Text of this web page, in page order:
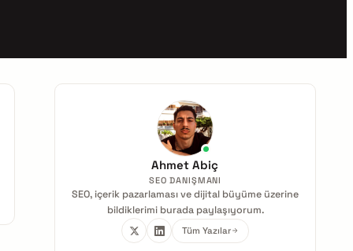
Ahmet Abiç
SEO DANIŞMANI
SEO, içerik pazarlaması ve dijital büyüme üzerine
bildiklerimi burada paylaşıyorum.
Tüm Yazılar